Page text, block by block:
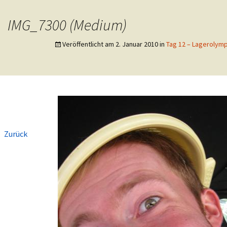
Langerwehe
IMG_7300 (Medium)
Veröffentlicht am 2. Januar 2010in Tag 12 –
Zurück